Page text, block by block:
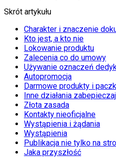
Skrót artykułu
Charakter i znaczenie
Kto jest, a kto nie
Lokowanie produktu
Zalecenia co do umowy
Używanie oznaczeń
Autopromocja
Darmowe produkty i
Inne działania
Złota zasada
Kontakty nieoficjalne
Wystąpienia i żądania
Wystąpienia
Publikacja nie tylko na
Jaka przyszłość